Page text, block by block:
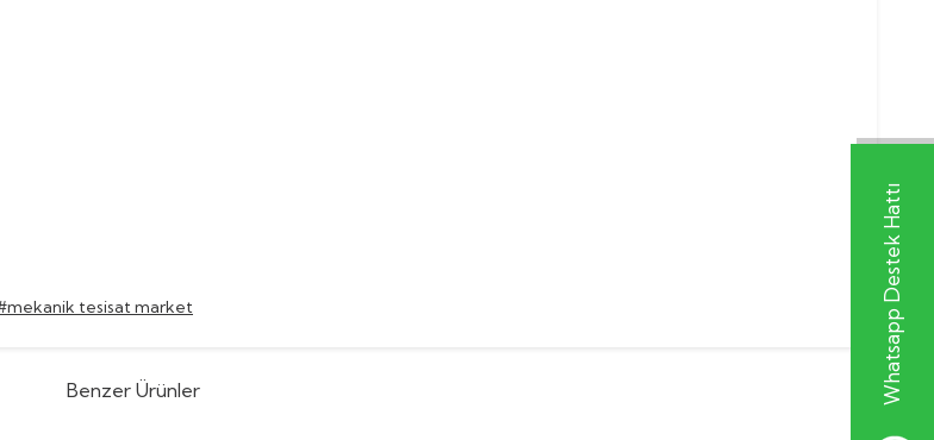
Whatsapp Destek Hattı
tesisat market
Benzer Ürünler